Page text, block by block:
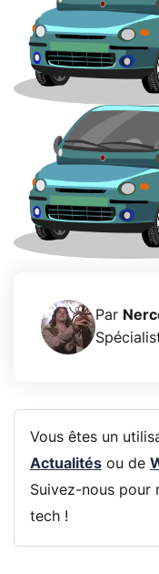
Par
Vous êtes un
Actualitésou de
Suivez-nous pour
tech !